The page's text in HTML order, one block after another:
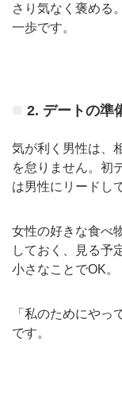
さり気なく褒める
一歩です。
2. デートの準
気が利く男性は、
を怠りません。初
は男性にリードし
女性の好きな食べ
しておく、見る予
小さなことでOK。
「私のためにや
です。